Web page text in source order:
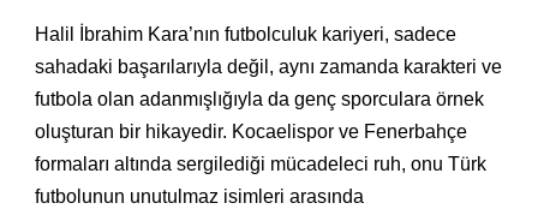
Halil İbrahim Kara’nın futbolculuk kariyeri, sadece
sahadaki başarılarıyla değil, aynı zamanda karakteri ve
futbola olan adanmışlığıyla da genç sporculara örnek
oluşturan bir hikayedir. Kocaelispor ve Fenerbahçe
formaları altında sergilediği mücadeleci ruh, onu Türk
futbolunun unutulmaz isimleri arasında